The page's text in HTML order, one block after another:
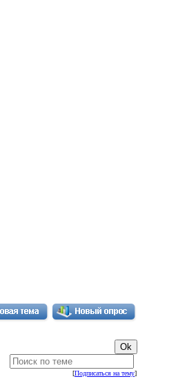
[Подписаться на тему]